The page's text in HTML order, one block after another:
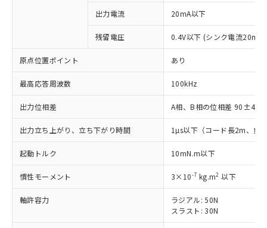
出力電流 20mA以下
残留電圧 0.4V以下 (シンク電流20mA
原点位置ポイント あり
最高応答周波数 100kHz
出力位相差 A相、B相の位相差
出力立ち上がり、立ち下がり時間 1µs以下（コード長2m、負
起動トルク 10mN.m以下
慣性モーメント 3×10-7 kg.m2 以下
軸許容力
ラジアル: 50N
スラスト: 30N
※1 対応状況
対応済み：EU RoHS指令（10物質）の
非含有に対応した製品が提供可能な商品で
対応予定：EU RoHS指令（10物質）の非含
有に対応した製品に切り替える予定のある